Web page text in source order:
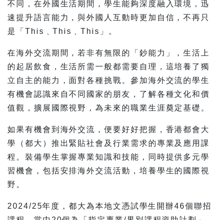
不同，在外國生活期間，學生能夠深度融入環境，迅
速提升語言能力，與外國人互動時更加自信，不再只
是「This﹑This﹑This」。
在海外交流期間，若非有無限的「鈔能力」，生活上
的起居飲食，生活所需一般都需要自理，這培養了獨
立自主的能力，面對各種挑戰。參加海外交流的學生
有機會認識來自不同國家的朋友，了解各種文化和價
值觀，擴展國際視野，為未來的職業生涯奠定基礎。
如果有機會到海外交流，便要好好把握，香港都會大
學（都大）推出緊貼社會及行業需求的專業及應用課
程。裝備學生掌握專業知識和技能，同時提供多元學
習機會，包括安排海外交流活動，培養學生的國際視
野。
2024/25年度，都大為本地文憑試學生開辦46個聯招